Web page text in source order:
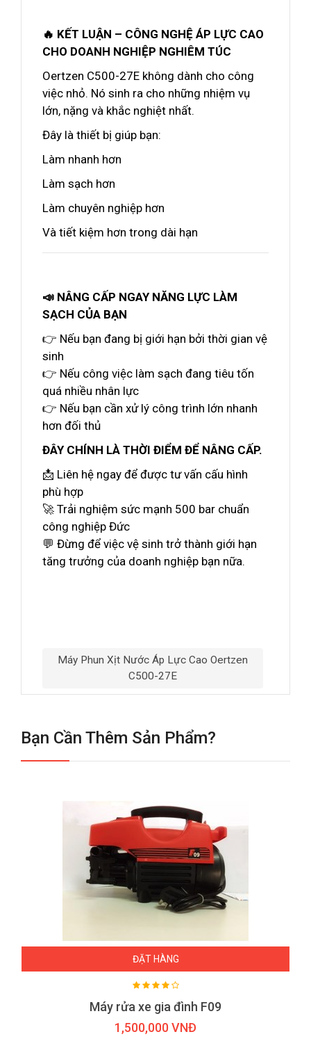
🔥 KẾT LUẬN – CÔNG NGHỆ ÁP LỰC CAO
CHO DOANH NGHIỆP NGHIÊM TÚC
Oertzen C500-27E không dành cho công
việc nhỏ. Nó sinh ra cho những nhiệm vụ
lớn, nặng và khắc nghiệt nhất.
Đây là thiết bị giúp bạn:
Làm nhanh hơn
Làm sạch hơn
Làm chuyên nghiệp hơn
Và tiết kiệm hơn trong dài hạn
📣 NÂNG CẤP NGAY NĂNG LỰC LÀM
SẠCH CỦA BẠN
👉 Nếu bạn đang bị giới hạn bởi thời gian vệ
sinh
👉 Nếu công việc làm sạch đang tiêu tốn
quá nhiều nhân lực
👉 Nếu bạn cần xử lý công trình lớn nhanh
hơn đối thủ
ĐÂY CHÍNH LÀ THỜI ĐIỂM ĐỂ NÂNG CẤP.
📩 Liên hệ ngay để được tư vấn cấu hình
phù hợp
🚀 Trải nghiệm sức mạnh 500 bar chuẩn
công nghiệp Đức
💬 Đừng để việc vệ sinh trở thành giới hạn
tăng trưởng của doanh nghiệp bạn nữa.
Máy Phun Xịt Nước Áp Lực Cao Oertzen
C500-27E
Bạn Cần Thêm Sản Phẩm?
ĐẶT HÀNG
Máy rửa xe gia đình F09
1,500,000 VNĐ